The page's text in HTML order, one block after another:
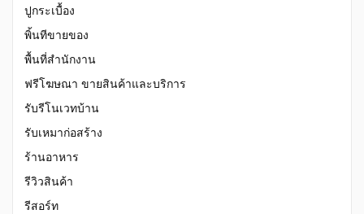
ปูกระเบื้อง
พิ้นทีขายของ
พื้นที่สำนักงาน
ฟรีโฆษณา ขายสินค้าและบริการ
รับรีโนเวทบ้าน
รับเหมาก่อสร้าง
ร้านอาหาร
รีวิวสินค้า
รีสอร์ท